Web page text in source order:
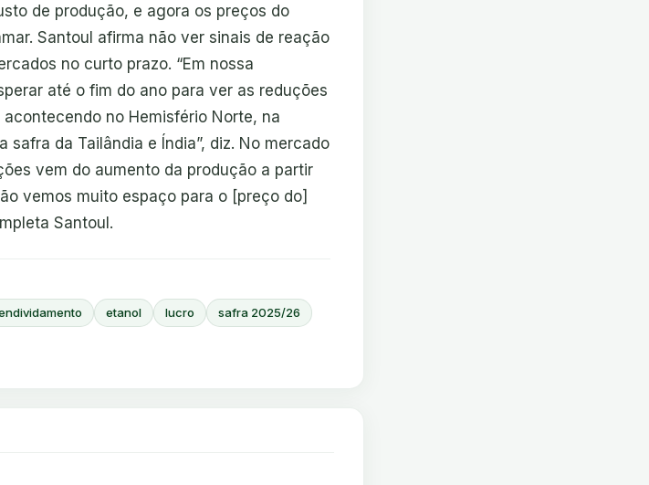
de produção, e agora os preços do
Santoul afirma não ver sinais de reação
no curto prazo. “Em nossa
até o fim do ano para ver as reduções
no Hemisfério Norte, na
safra da Tailândia e Índia”, diz. No mercado
vem do aumento da produção a partir
vemos muito espaço para o [preço do]
Santoul.
etanol lucro
safra 2025/26